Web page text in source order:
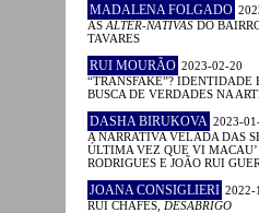
MADALENA FOLGADO
AS ALTER-NATIVAS DO
TAVARES
RUI MOURÃO 2023-02-20
“TRANSFAKE”? IDENTIDADE
BUSCA DE VERDADES NA
DASHA BIRUKOVA 2023-
A NARRATIVA VELADA DAS
ÚLTIMA VEZ QUE VI MACAU’
RODRIGUES E JOÃO RUI
JOANA CONSIGLIERI 2022-
RUI CHAFES, DESABRIGO